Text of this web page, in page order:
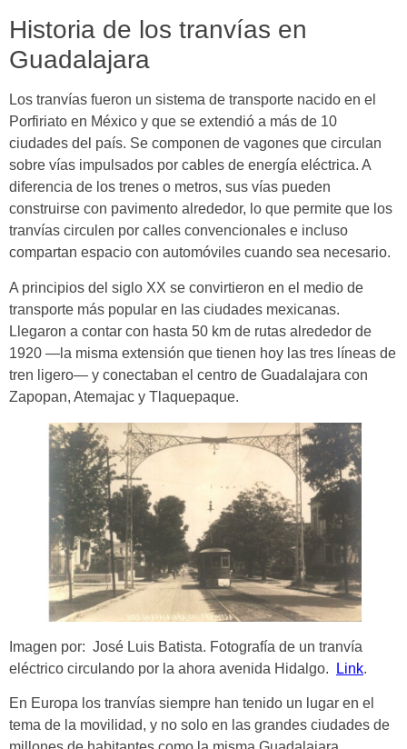
Historia de los tranvías en
Guadalajara
Los tranvías fueron un sistema de transporte nacido en el
Porfiriato en México y que se extendió a más de 10
ciudades del país. Se componen de vagones que circulan
sobre vías impulsados por cables de energía eléctrica. A
diferencia de los trenes o metros, sus vías pueden
construirse con pavimento alrededor, lo que permite que los
tranvías circulen por calles convencionales e incluso
compartan espacio con automóviles cuando sea necesario.
A principios del siglo XX se convirtieron en el medio de
transporte más popular en las ciudades mexicanas.
Llegaron a contar con hasta 50 km de rutas alrededor de
1920 —la misma extensión que tienen hoy las tres líneas de
tren ligero— y conectaban el centro de Guadalajara con
Zapopan, Atemajac y Tlaquepaque.
Imagen por: José Luis Batista. Fotografía de un tranvía
eléctrico circulando por la ahora avenida Hidalgo.
Link.
En Europa los tranvías siempre han tenido un lugar en el
tema de la movilidad, y no solo en las grandes ciudades de